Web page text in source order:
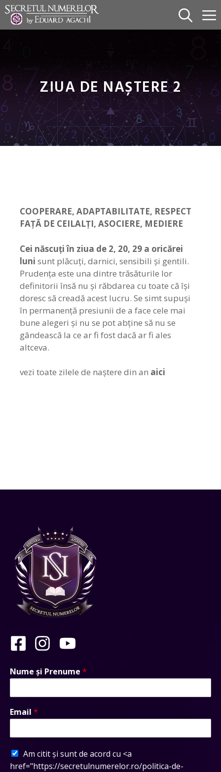
Sari
conținut
ZIUA DE NAȘTERE 2
COOPERARE, ADAPTABILITATE, RESPECT
FAŢĂ DE CEILALŢI, ASOCIERE, MEDIERE
Cei născuțiîn ziua de 2, 20, 29 a oricărei
luni sunt plăcuți, darnici, sensibili și gentili.
Prudența este una dintre trăsăturile lor
definitorii însă nu și răbdarea cu toate că își
doresc să creadă acest lucru. Se simt supuși
în permanență presiunii de a face cele mai
bune alegeri și nu se pot abține să nu se
gândească la ce ar fi fost dacă ar fi ales
altceva.
vezi toate zilele de naștere din an aici
Nume și Prenume *
Email *
Am citit și sunt de acord cu <a
href="https://secretulnumerelor.ro/politica-de-